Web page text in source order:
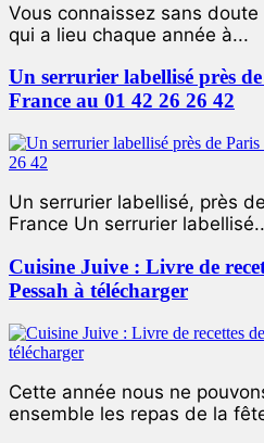
Vous connaissez sans
qui a lieu chaque année à...
Un serrurier labellisé près
France au 01 42 26 26 42
Un serrurier labellisé, près
France Un serrurier
Cuisine Juive : Livre de
Pessah à télécharger
Cette année nous ne
ensemble les repas de la